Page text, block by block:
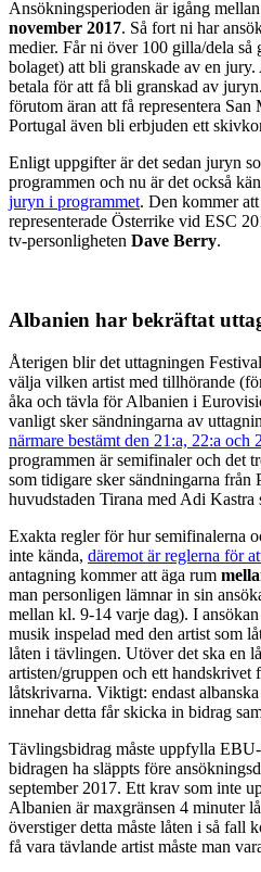
Ansökningsperioden är igång
november 2017. Så fort ni har
medier. Får ni över 100 gilla/dela så
bolaget) att bli granskade av en
betala för att få bli granskad av
förutom äran att få representera
Portugal även bli erbjuden ett
Enligt uppgifter är det sedan juryn
programmen och nu är det också
juryn i programmet. Den kommer
representerade Österrike vid ESC
tv-personligheten Dave Berry.
Albanien har bekräftat
Återigen blir det uttagningen
välja vilken artist med tillhörande
åka och tävla för Albanien i
vanligt sker sändningarna av
närmare bestämt den 21:a, 22:a och
programmen är semifinaler och det
som tidigare sker sändningarna från
huvudstaden Tirana med Adi Kastra
Exakta regler för hur semifinalerna
inte kända, däremot är reglerna för
antagning kommer att äga rum
man personligen lämnar in sin
mellan kl. 9-14 varje dag). I
musik inspelad med den artist som
låten i tävlingen. Utöver det ska en
artisten/gruppen och ett handskrivet
låtskrivarna. Viktigt: endast
innehar detta får skicka in bidrag
Tävlingsbidrag måste uppfylla
bidragen ha släppts före
september 2017. Ett krav som inte
Albanien är maxgränsen 4 minuter
överstiger detta måste låten i så fall
få vara tävlande artist måste man